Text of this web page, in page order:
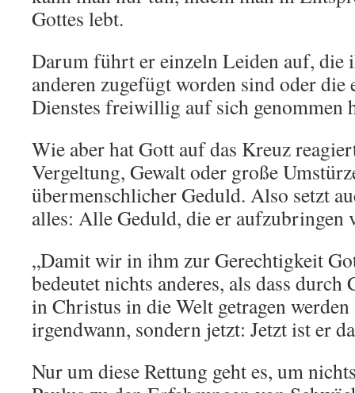
Gottes lebt.
Darum führt er einzeln Leiden auf, die
anderen zugefügt worden sind oder die
Dienstes freiwillig auf sich genommen
Wie aber hat Gott auf das Kreuz
Vergeltung, Gewalt oder große
übermenschlicher Geduld. Also setzt
alles: Alle Geduld, die er aufzubringen
„Damit wir in ihm zur Gerechtigkeit
bedeutet nichts anderes, als dass
in Christus in die Welt getragen
irgendwann, sondern jetzt: Jetzt ist er
Nur um diese Rettung geht es, um